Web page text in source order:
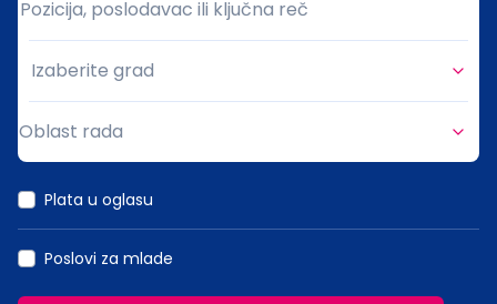
Pozicija, poslodavac ili ključna reč
Grad
Izaberite grad
Oblast rada
Plata u oglasu
Poslovi za mlade